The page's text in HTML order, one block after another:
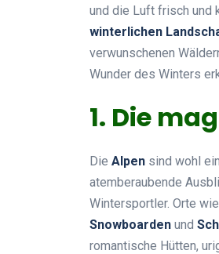
und die Luft frisch und
winterlichen
verwunschenen
Wunder des Winters
1. Die
Die Alpen sind wohl
atemberaubende
Wintersportler. Orte wie
Snowboarden und
romantische Hütten,